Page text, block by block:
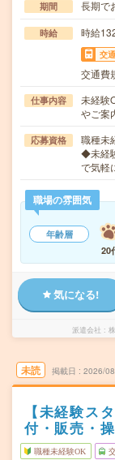
期間 長期で
時給 時給
交
交通費
仕事内容
未経験
やご案
応募資格
職種未
◆未経
で気軽
職場の雰囲気
年齢層
20
気になる!
派遣会社
未読 掲載日 2026/
【未経験ス
付・販売・
職種未経験OK